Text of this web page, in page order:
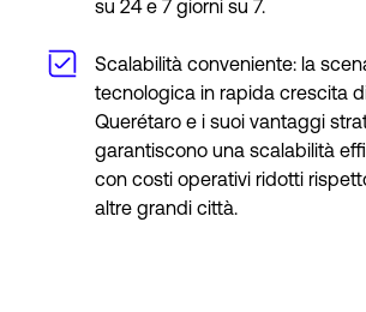
su 24 e 7 giorni su 7.
Scalabilità conveniente: la
tecnologica in rapida crescita
Querétaro e i suoi vantaggi
garantiscono una scalabilità
con costi operativi ridotti
altre grandi città.